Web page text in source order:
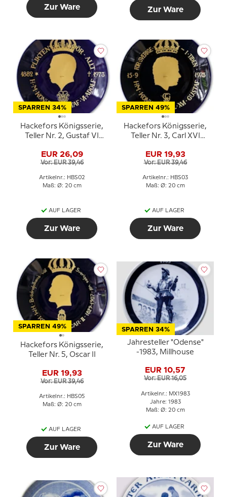
Zur Ware Zur Ware
SPARREN 34%
Hackefors Königsserie,
Teller Nr. 2, Gustaf VI
EUR 26,09
Vor: EUR 39,46
Artikelnr.: HBS02
Maß: Ø: 20 cm
AUF LAGER
Zur Ware
SPARREN 49%
Hackefors Königsserie,
Teller Nr. 3, Carl XVI
EUR 19,93
Vor: EUR 39,46
Artikelnr.: HBS03
Maß: Ø: 20 cm
AUF LAGER
Zur Ware
SPARREN 49%
Hackefors Königsserie,
Teller Nr. 5, Oscar II
EUR 19,93
Vor: EUR 39,46
Artikelnr.: HBS05
Maß: Ø: 20 cm
AUF LAGER
Zur Ware
SPARREN 34%
Jahresteller "Odense"
-1983, Millhouse
EUR 10,57
Vor: EUR 16,05
Artikelnr.: MX1983
Jahre: 1983
Maß: Ø: 20 cm
AUF LAGER
Zur Ware